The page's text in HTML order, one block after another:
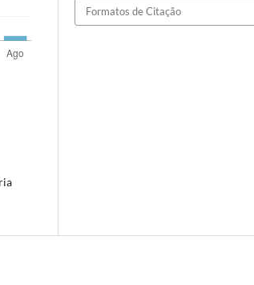
Formatos de Citação